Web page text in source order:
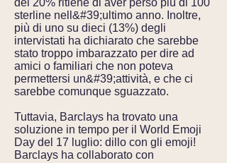
del 20% ritiene di aver perso più di 100
sterline nell&#39;ultimo anno. Inoltre,
più di uno su dieci (13%) degli
intervistati ha dichiarato che sarebbe
stato troppo imbarazzato per dire ad
amici o familiari che non poteva
permettersi un&#39;attività, e che ci
sarebbe comunque sguazzato.
Tuttavia, Barclays ha trovato una
soluzione in tempo per il World Emoji
Day del 17 luglio: dillo con gli emoji!
Barclays ha collaborato con